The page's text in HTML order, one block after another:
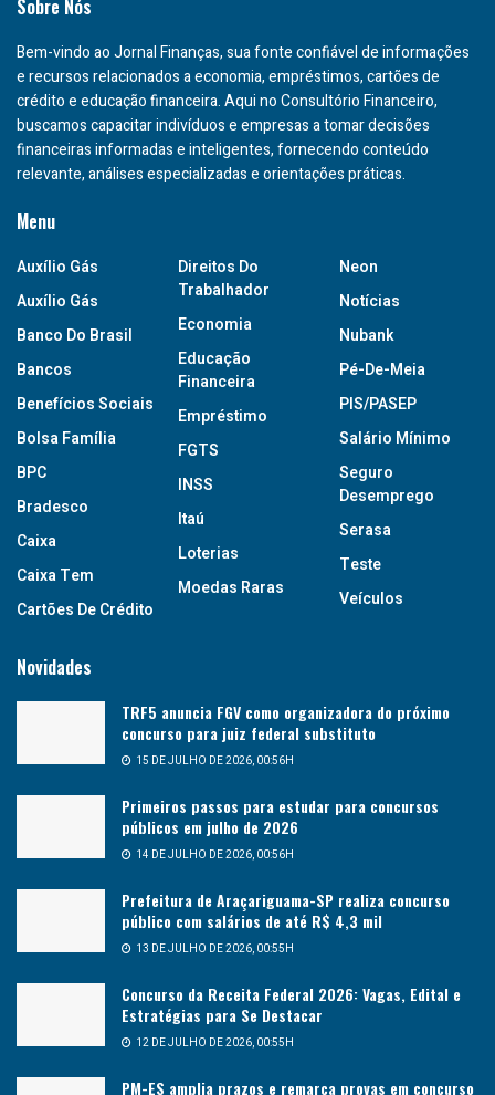
Sobre Nós
Bem-vindo ao Jornal Finanças, sua fonte confiável de informações
e recursos relacionados a economia, empréstimos, cartões de
crédito e educação financeira. Aqui no Consultório Financeiro,
buscamos capacitar indivíduos e empresas a tomar decisões
financeiras informadas e inteligentes, fornecendo conteúdo
relevante, análises especializadas e orientações práticas.
Menu
Auxílio Gás
Auxílio Gás
Banco Do Brasil
Bancos
Benefícios Sociais
Bolsa Família
BPC
Bradesco
Caixa
Caixa Tem
Cartões De Crédito
Direitos Do
Trabalhador
Economia
Educação
Financeira
Empréstimo
FGTS
INSS
Itaú
Loterias
Moedas Raras
Neon
Notícias
Nubank
Pé-De-Meia
PIS/PASEP
Salário Mínimo
Seguro
Desemprego
Serasa
Teste
Veículos
Novidades
TRF5 anuncia FGV como organizadora do próximo
concurso para juiz federal substituto
15 DE JULHO DE 2026, 00:56H
Primeiros passos para estudar para concursos
públicos em julho de 2026
14 DE JULHO DE 2026, 00:56H
Prefeitura de Araçariguama-SP realiza concurso
público com salários de até R$ 4,3 mil
13 DE JULHO DE 2026, 00:55H
Concurso da Receita Federal 2026: Vagas, Edital e
Estratégias para Se Destacar
12 DE JULHO DE 2026, 00:55H
PM-ES amplia prazos e remarca provas em concurso